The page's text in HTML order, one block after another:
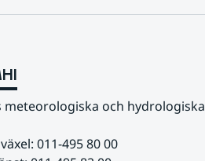
meteorologiska och hydrologiska
011-495 80 00